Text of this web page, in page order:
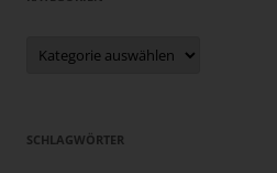
SCHLAGWÖRTER